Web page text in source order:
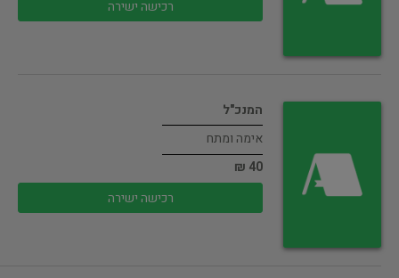
רכישה ישירה
המנכ"ל
אימה ומתח
40 ₪
רכישה ישירה